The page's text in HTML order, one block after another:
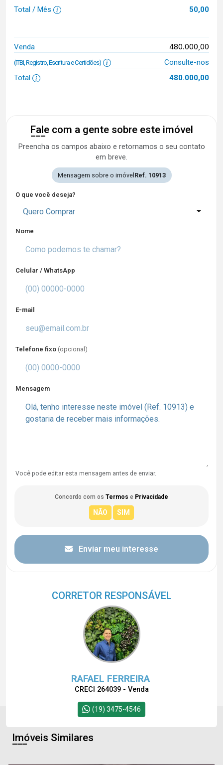
Total / Mês 50,00
Venda 480.000,00
(ITBI, Registro, Escritura e Certidões)
Consulte-nos
Total
480.000,00
Fale com a gente sobre este imóvel
Preencha os campos abaixo e retornamos o seu contato
em breve.
Mensagem sobre o imóvelRef. 10913
O que você deseja?
Quero Comprar
Nome
Celular / WhatsApp
E-mail
Telefone fixo (opcional)
Mensagem
Você pode editar esta mensagem antes de enviar.
Concordo com os Termos e Privacidade
Enviar meu interesse
CORRETOR RESPONSÁVEL
RAFAEL FERREIRA
CRECI 264039 - Venda
(19) 3475-4546
Imóveis Similares